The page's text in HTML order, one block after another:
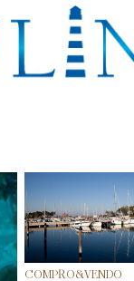
COMPRO&VENDO